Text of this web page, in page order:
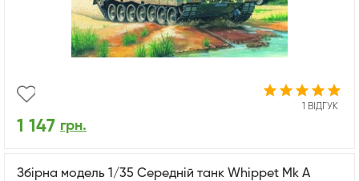
1 ВІДГУК
1 147 грн.
Збірна модель 1/35 Середній танк Whippet Mk A